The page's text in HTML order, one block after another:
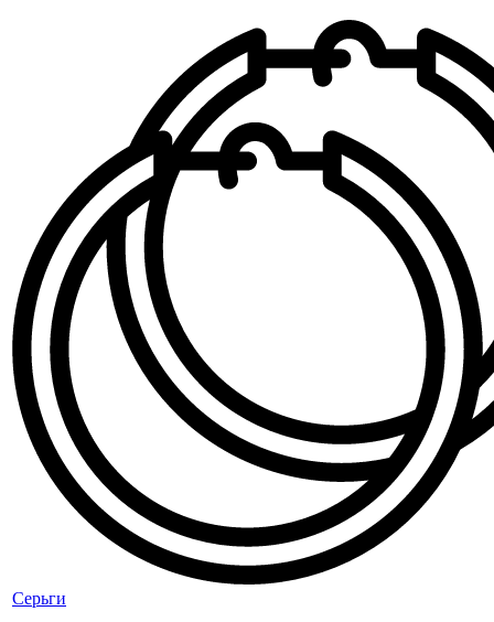
Серьги